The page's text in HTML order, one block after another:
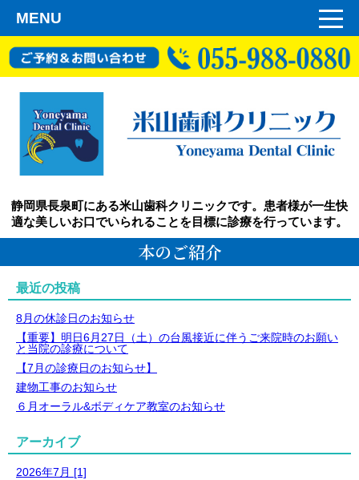
MENU
静岡県長泉町にある米山歯科クリニックです。患者様が一生快
適な美しいお口でいられることを目標に診療を行っています。
本のご紹介
最近の投稿
8月の休診日のお知らせ
【重要】明日6月27日（土）の台風接近に伴うご来院時のお願い
と当院の診療について
【7月の診療日のお知らせ】
建物工事のお知らせ
６月オーラル&ボディケア教室のお知らせ
アーカイブ
2026年7月 [1]